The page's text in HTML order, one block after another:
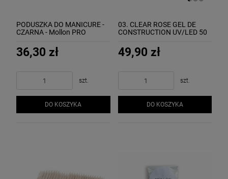
PODUSZKA DO MANICURE -
CZARNA - Mollon PRO
36,30 zł
szt.
DO KOSZYKA
03. CLEAR ROSE GEL DE
CONSTRUCTION UV/LED 50
49,90 zł
szt.
DO KOSZYKA